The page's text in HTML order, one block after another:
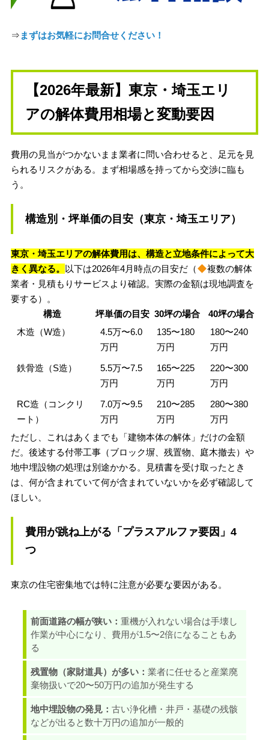
⇒ まずはお気軽にお問合せください！
【2026年最新】東京・埼玉エリ
アの解体費用相場と変動要因
費用の見当がつかないまま業者に問い合わせると、足元を見
られるリスクがある。まず相場感を持ってから交渉に臨も
う。
構造別・坪単価の目安（東京・埼玉エリア）
東京・埼玉エリアの解体費用は、構造と立地条件によって大
きく異なる。
以下は2026年4月時点の目安だ（
複数の解体
業者・見積もりサービスより確認。実際の金額は現地調査を
要する）。
構造
坪単価の目安 30坪の場合
40坪の場合
木造（W造）
4.5万〜6.0
万円
135〜180
万円
180〜240
万円
鉄骨造（S造）
5.5万〜7.5
万円
165〜225
万円
220〜300
万円
RC造（コンクリ
ート）
7.0万〜9.5
万円
210〜285
万円
280〜380
万円
ただし、これはあくまでも「建物本体の解体」だけの金額
だ。後述する付帯工事（ブロック塀、残置物、庭木撤去）や
地中埋設物の処理は別途かかる。見積書を受け取ったとき
は、何が含まれていて何が含まれていないかを必ず確認して
ほしい。
費用が跳ね上がる「プラスアルファ要因」4
つ
東京の住宅密集地では特に注意が必要な要因がある。
前面道路の幅が狭い：重機が入れない場合は手壊し
作業が中心になり、費用が1.5〜2倍になることもあ
る
残置物（家財道具）が多い：業者に任せると産業廃
棄物扱いで20〜50万円の追加が発生する
地中埋設物の発見：古い浄化槽・井戸・基礎の残骸
などが出ると数十万円の追加が一般的